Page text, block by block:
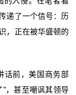
递了一个信号：历
，正在被华盛顿的
话前，美国商务部
，甚至嘲讽其领导